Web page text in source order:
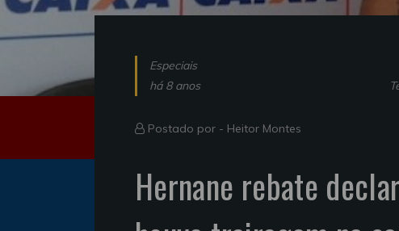
Especiais
há 8 anos
Postado por - Heitor Montes
Hernane rebate